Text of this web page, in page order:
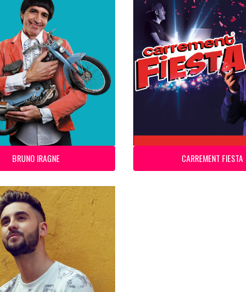
BRUNO IRAGNE CARREMENT FIESTA